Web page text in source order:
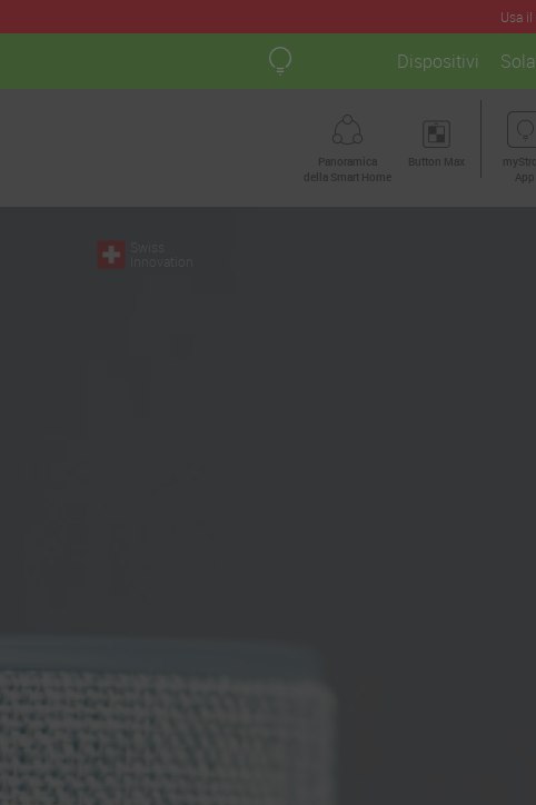
Usa
Dispositivi
Panoramica
della Smart Home
Button Max
App